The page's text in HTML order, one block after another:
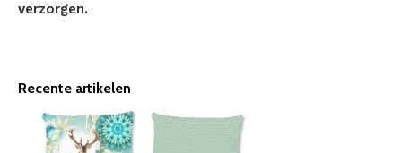
verzorgen.
Recente artikelen